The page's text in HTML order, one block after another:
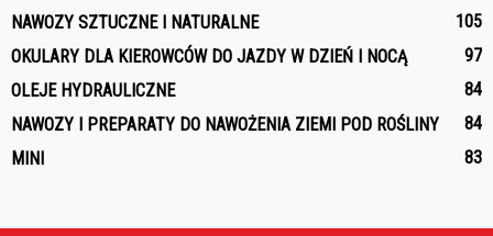
NAWOZY SZTUCZNE I NATURALNE
105
OKULARY DLA KIEROWCÓW DO JAZDY W DZIEŃ I NOCĄ
97
OLEJE HYDRAULICZNE
84
NAWOZY I PREPARATY DO NAWOŻENIA ZIEMI POD ROŚLINY
84
MINI
83